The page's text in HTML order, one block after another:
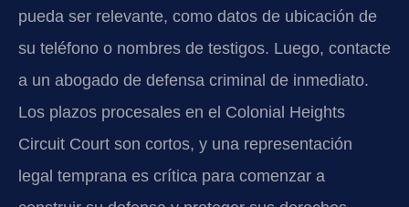
pueda ser relevante, como datos de ubicación de
su teléfono o nombres de testigos. Luego, contacte
a un abogado de defensa criminal de inmediato.
Los plazos procesales en el Colonial Heights
Circuit Court son cortos, y una representación
legal temprana es crítica para comenzar a